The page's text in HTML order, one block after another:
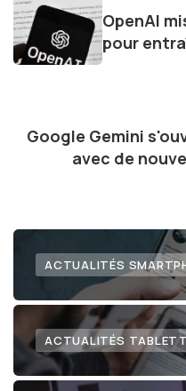
les consommateurs à
dans le paysage
évolution.
OpenAI
pour
Google Gemini
avec de
ACTUALITÉS
ACTUALITÉS